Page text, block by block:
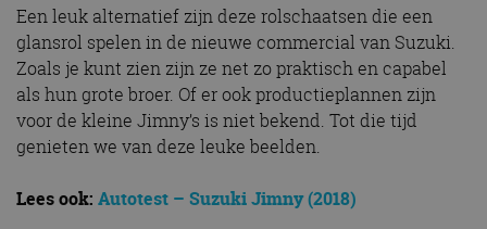
Een leuk alternatief zijn deze rolschaatsen die een
glansrol spelen in de nieuwe commercial van Suzuki.
Zoals je kunt zien zijn ze net zo praktisch en capabel
als hun grote broer. Of er ook productieplannen zijn
voor de kleine Jimny’s is niet bekend. Tot die tijd
genieten we van deze leuke beelden.
Lees ook: Autotest – Suzuki Jimny (2018)